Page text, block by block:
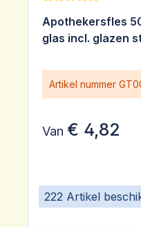
222 Artikel
Gemiddelde
Apothekersfles
glas incl. glazen
Artikel nummer
Van € 4,82